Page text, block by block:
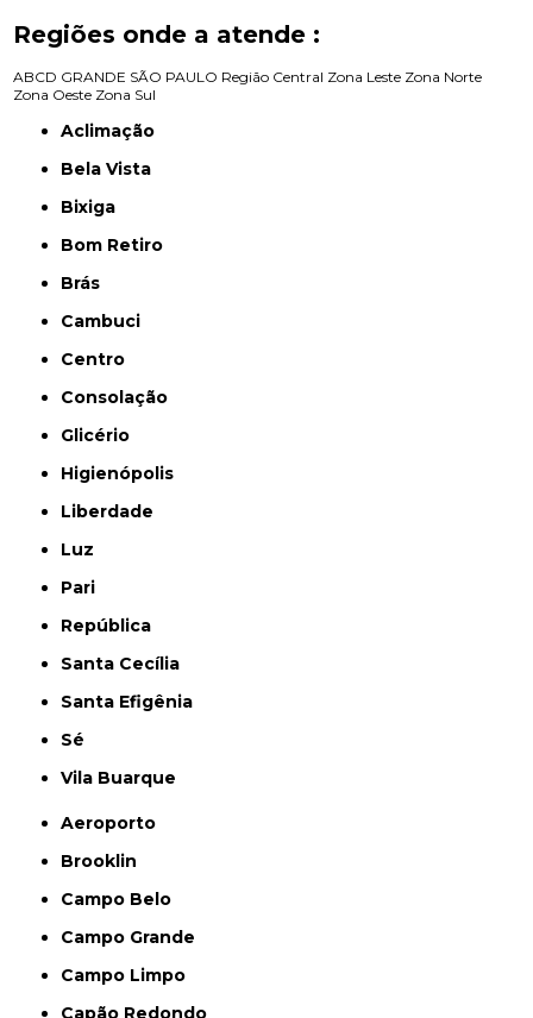
Regiões onde a atende :
ABCD GRANDE SÃO PAULO Região Central Zona Leste Zona Norte
Zona Oeste Zona Sul
Aclimação
Bela Vista
Bixiga
Bom Retiro
Brás
Cambuci
Centro
Consolação
Glicério
Higienópolis
Liberdade
Luz
Pari
República
Santa Cecília
Santa Efigênia
Sé
Vila Buarque
Aeroporto
Brooklin
Campo Belo
Campo Grande
Campo Limpo
Capão Redondo